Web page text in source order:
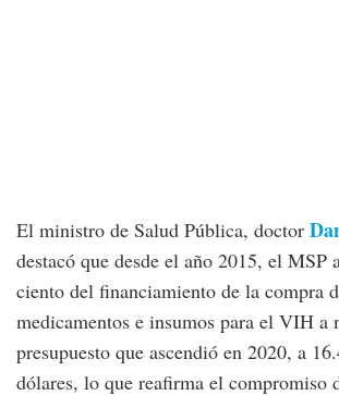
El ministro de Salud Pública, doctor
destacó que desde el año 2015, el MSP
ciento del financiamiento de la compra
medicamentos e insumos para el VIH a
presupuesto que ascendió en 2020, a
dólares, lo que reafirma el compromiso